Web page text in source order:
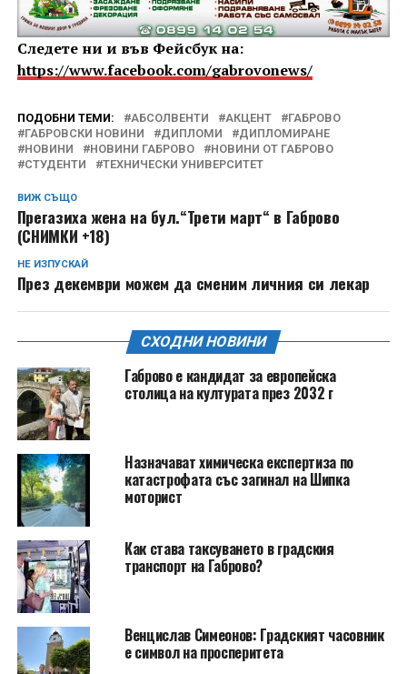
Следете ни и във Фейсбук на:
https://www.facebook.com/gabrovonews/
ПОДОБНИ ТЕМИ: АБСОЛВЕНТИ АКЦЕНТ
ГАБРОВО
ГАБРОВСКИ НОВИНИ
ДИПЛОМИ
ДИПЛОМИРАНЕ
НОВИНИ
НОВИНИ ГАБРОВО
НОВИНИ ОТ ГАБРОВО
СТУДЕНТИ
ТЕХНИЧЕСКИ УНИВЕРСИТЕТ
ВИЖ СЪЩО
Прегазиха жена на бул.“Трети март“ в Габрово
(СНИМКИ +18)
НЕ ИЗПУСКАЙ
През декември можем да сменим личния си лекар
СХОДНИ НОВИНИ
Габрово е кандидат за европейска
столица на културата през 2032 г
Назначават химическа експертиза по
катастрофата със загинал на Шипка
моторист
Как става таксуването в градския
транспорт на Габрово?
Венцислав Симеонов: Градският часовник
е символ на просперитета